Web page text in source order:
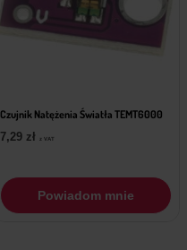
Czujnik Natężenia Światła TEMT6000
7,29 zł z VAT
Powiadom mnie